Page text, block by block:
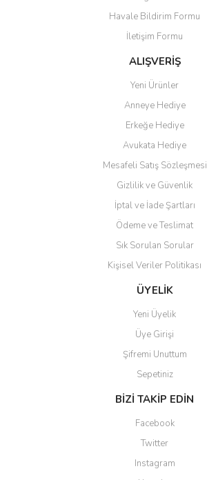
Havale Bildirim Formu
İletişim Formu
ALIŞVERİŞ
Yeni Ürünler
Anneye Hediye
Erkeğe Hediye
Avukata Hediye
Mesafeli Satış Sözleşmesi
Gizlilik ve Güvenlik
İptal ve İade Şartları
Ödeme ve Teslimat
Sık Sorulan Sorular
Kişisel Veriler Politikası
ÜYELİK
Yeni Üyelik
Üye Girişi
Şifremi Unuttum
Sepetiniz
BİZİ TAKİP EDİN
Facebook
Twitter
Instagram